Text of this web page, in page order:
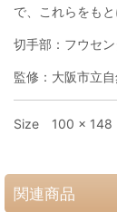
で、これらをも
切手部：フウセ
監修：大阪市立
Size 100 × 148
関連商品